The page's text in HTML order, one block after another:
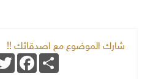
شارك الموضوع مع اصدقائك !!
Share
Facebook